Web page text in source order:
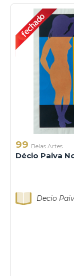
99 Belas Artes
Décio Paiva
Decio